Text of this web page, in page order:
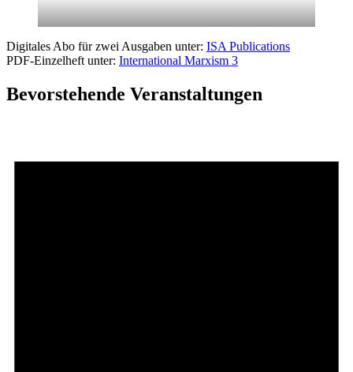
Digitales Abo für zwei Ausgaben unter: ISA Publications
PDF-Einzelheft unter: International Marxism 3
Bevorstehende Veranstaltungen